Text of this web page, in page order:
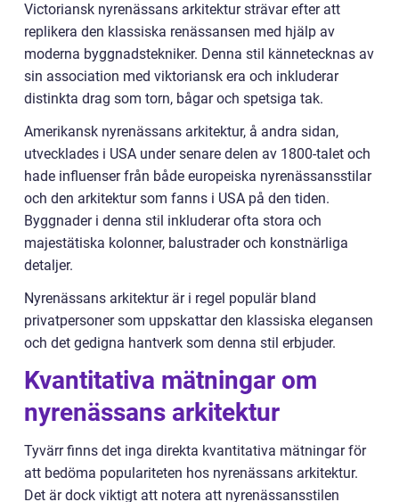
Victoriansk nyrenässans arkitektur strävar efter att
replikera den klassiska renässansen med hjälp av
moderna byggnadstekniker. Denna stil kännetecknas av
sin association med viktoriansk era och inkluderar
distinkta drag som torn, bågar och spetsiga tak.
Amerikansk nyrenässans arkitektur, å andra sidan,
utvecklades i USA under senare delen av 1800-talet och
hade influenser från både europeiska nyrenässansstilar
och den arkitektur som fanns i USA på den tiden.
Byggnader i denna stil inkluderar ofta stora och
majestätiska kolonner, balustrader och konstnärliga
detaljer.
Nyrenässans arkitektur är i regel populär bland
privatpersoner som uppskattar den klassiska elegansen
och det gedigna hantverk som denna stil erbjuder.
Kvantitativa mätningar om
nyrenässans arkitektur
Tyvärr finns det inga direkta kvantitativa mätningar för
att bedöma populariteten hos nyrenässans arkitektur.
Det är dock viktigt att notera att nyrenässansstilen